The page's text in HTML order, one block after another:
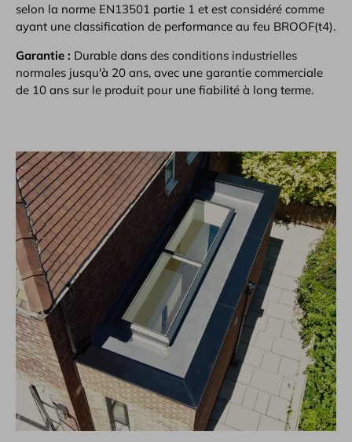
selon la norme EN13501 partie 1 et est considéré comme
ayant une classification de performance au feu BROOF(t4).
Garantie : Durable dans des conditions industrielles
normales jusqu'à 20 ans, avec une garantie commerciale
de 10 ans sur le produit pour une fiabilité à long terme.